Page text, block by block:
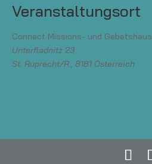
Veranstaltungsort
Connect Missions- und Gebetshaus
Unterfladnitz 23
St. Ruprecht/R., 8181 Österreich